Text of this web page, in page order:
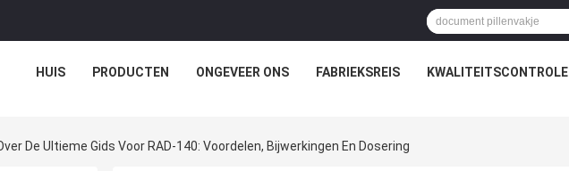
HUIS PRODUCTEN ONGEVEER ONS FABRIEKSREIS KWALITEITSCONTROLE
De Ultieme Gids Voor RAD-140: Voordelen, Bijwerkingen En Dosering